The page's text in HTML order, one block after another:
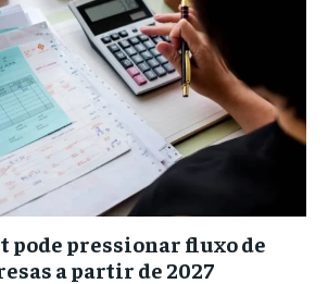
pode pressionar fluxo de
a partir de 2027